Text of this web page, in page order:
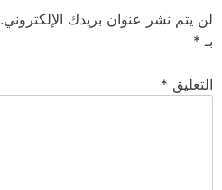
لن يتم نشر عنوان بريدك الإلكتروني.
بـ *
التعليق *